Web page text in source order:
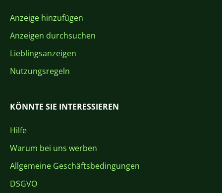
Anzeige hinzufügen
Anzeigen durchsuchen
Lieblingsanzeigen
Nutzungsregeln
KÖNNTE SIE INTERESSIEREN
Hilfe
Warum bei uns werben
Allgemeine Geschäftsbedingungen
DSGVO